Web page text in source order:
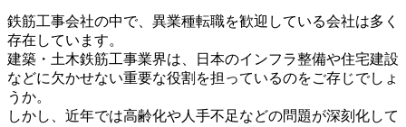
鉄筋工事会社の中で、異業種転職を歓迎している会社は多く
存在しています。
建築・土木鉄筋工事業界は、日本のインフラ整備や住宅建設
などに欠かせない重要な役割を担っているのをご存じでしょ
うか。
しかし、近年では高齢化や人手不足などの問題が深刻化して